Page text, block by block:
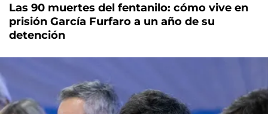
Las 90 muertes del fentanilo: cómo vive en
prisión García Furfaro a un año de su
detención